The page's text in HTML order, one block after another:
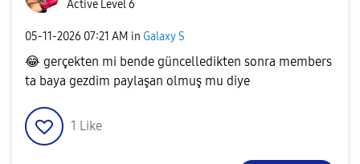
Active Level 6
‎05-11-2026 07:21 AM in Galaxy S
😂 gerçekten mi bende güncelledikten sonra members
ta baya gezdim paylaşan olmuş mu diye
1 Like